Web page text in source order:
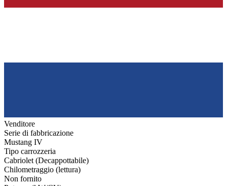
Venditore
Serie di fabbricazione
Mustang IV
Tipo carrozzeria
Cabriolet (Decappottabile)
Chilometraggio (lettura)
Non fornito